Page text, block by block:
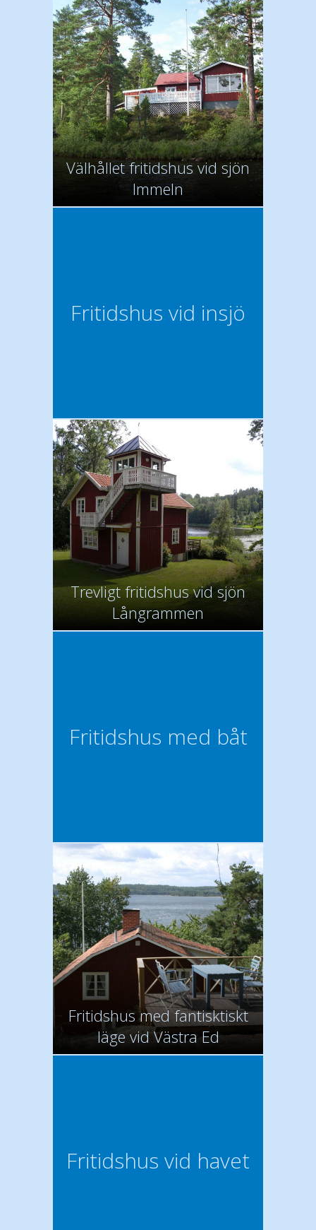
Välhållet fritidshus vid sjön
Immeln
Fritidshus vid insjö
Trevligt fritidshus vid sjön
Långrammen
Fritidshus med båt
Fritidshus med fantisktiskt
läge vid Västra Ed
Fritidshus vid havet